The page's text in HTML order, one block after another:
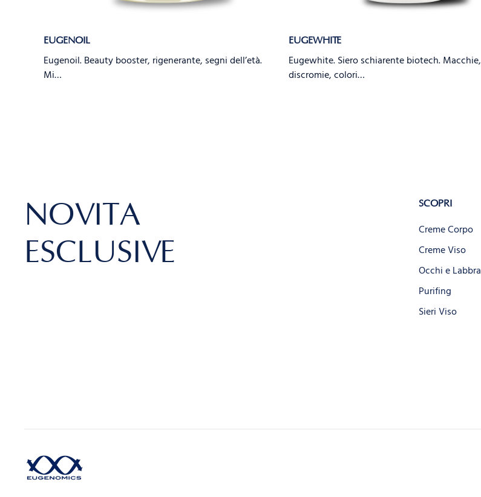
EUGENOIL
Eugenoil. Beauty booster, rigenerante, segni dell’età.
Mi…
EUGEWHITE
Eugewhite. Siero schiarente biotech. Macchie,
discromie, colori…
NOVITÀ
ESCLUSIVE
SCOPRI
Creme Corpo
Creme Viso
Occhi e Labbra
Purifing
Sieri Viso